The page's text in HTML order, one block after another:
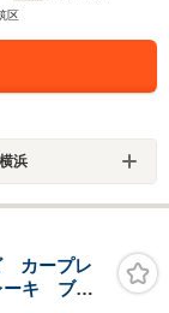
区
浜
カープレ
ーキ ブラ